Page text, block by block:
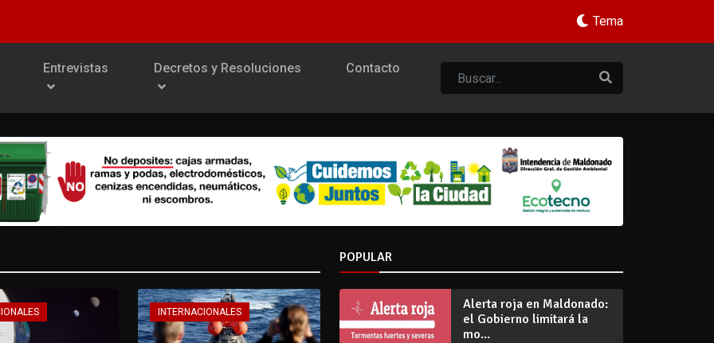
Tema
Entrevistas Decretos y Resoluciones Contacto
INTERNACIONALES
POPULAR
Alerta roja en Maldonado:
el Gobierno limitará la
mo...